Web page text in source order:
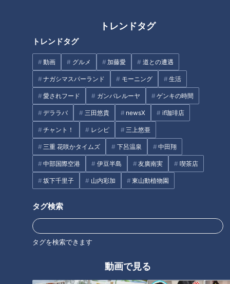
トレンドタグ
トレンドタグ
動画 グルメ 加藤愛 道との遭遇
ナガシマスパーランド モーニング 生活
愛されフード ガンバレルーヤ ゲンキの時間
デララバ 三田悠貴 newsX if珈琲店
チャント！ レシピ 三上悠亜
三重 花咲かタイムズ 下呂温泉 中田翔
中部国際空港 伊豆半島 友廣南実 喫茶店
坂下千里子 山内彩加 東山動植物園
タグ検索
タグを検索できます
動画で見る
エンタメ
番組紹介
道との遭遇
「道との遭遇」動画
ミキがミチに出会うバラエティ！全国のユニークな「道」を変化球
目線で深掘り、とことん楽しむ！CBCテレビにて毎週火曜日よる
11:56から放送。見逃し配信あり。
ホームページ
オススメ関連コンテンツ